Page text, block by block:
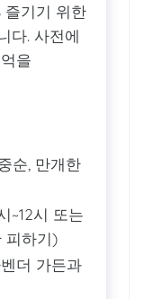
즐기기 위한
다. 사전에
을
순, 만개한
~12시 또는
피하기)
더 가든과